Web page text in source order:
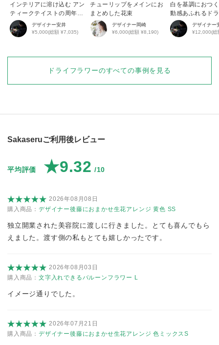
インテリアに溶け込む アン
ティークテイストの周年祝
い花
デザイナー安井
¥5,000(総額 ¥7,035)
チューリップをメインにお
まとめした花束
デザイナー岡崎
¥6,000(総額 ¥8,190)
白を基調におつ
動感あふれるド
ーアレンジデザイナー
¥12,000(総
ドライフラワーのすべての事例を見る
Sakaseruご利用後レビュー
平均評価 ★9.32 /10
2026年08月08日
購入商品： デザイナー後藤におまかせ生花アレンジ 黄色 SS
独立開業された美容院に渡しに行きました。とても喜んでもら
えました。渡す側の私もとても嬉しかったです。
2026年08月03日
購入商品： 文字入れできるバルーンフラワー L
イメージ通りでした。
2026年07月21日
購入商品： デザイナー後藤におまかせ生花アレンジ 色ミックスS